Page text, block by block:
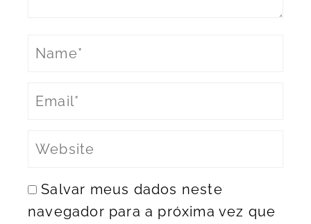
Salvar meus dados neste
navegador para a próxima vez que